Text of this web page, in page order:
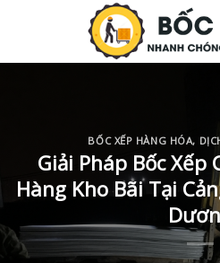
BỐC XẾP HÀNG HÓA,
Giải Pháp Bốc Xếp
Hàng Kho Bãi Tại